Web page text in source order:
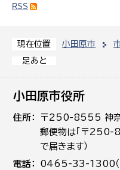
現在位置 小田原市
足あと
RSS
小田原市役所
住所
〒250-8555 神奈
郵便物は「〒250-
で届きます）
電話
0465-33-1300（